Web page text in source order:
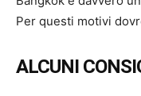
Per questi motivi
ALCUNI